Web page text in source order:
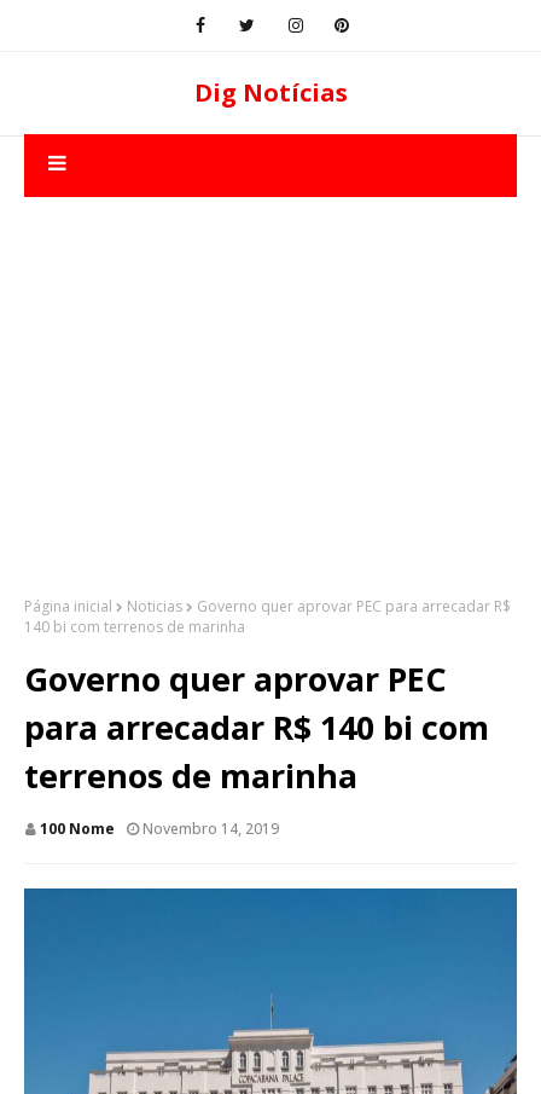
Dig Notícias
Página inicial Noticias
Governo quer aprovar PEC para arrecadar R$
140 bi com terrenos de marinha
Governo quer aprovar PEC
para arrecadar R$ 140 bi com
terrenos de marinha
100 Nome Novembro 14, 2019